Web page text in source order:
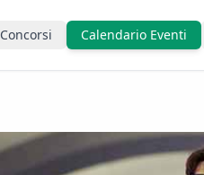
Concorsi Calendario Eventi